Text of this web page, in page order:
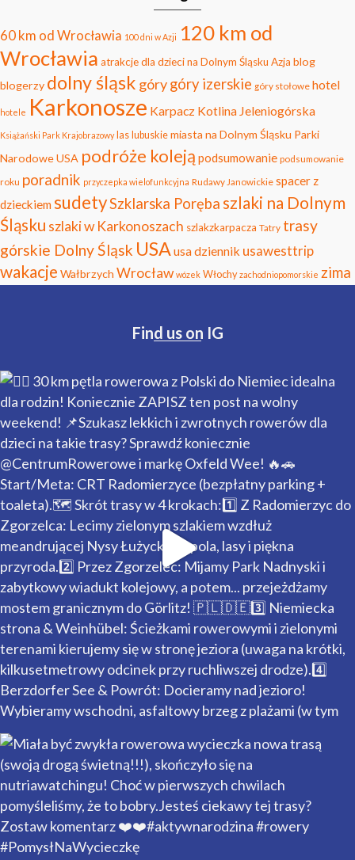
60 km od Wrocławia 100 dni w Azji 120 km od
Wrocławia atrakcje dla dzieci na Dolnym Śląsku Azja blog
blogerzy dolny śląsk górygóry izerskie góry stołowe hotel
hotele Karkonosze Karpacz Kotlina Jeleniogórska
Książański Park Krajobrazowy las lubuskie miasta na Dolnym Śląsku Parki
Narodowe USA podróże koleją podsumowanie podsumowanie
roku poradnik przyczepka wielofunkcyjna Rudawy Janowickie spacer z
dzieckiem sudetySzklarska Poręba szlaki na Dolnym
Śląsku szlaki w Karkonoszach szlakzkarpacza Tatry trasy
górskie Dolny Śląsk USAusa dziennik usawesttrip
wakacje Wałbrzych Wrocław wózek Włochy zachodniopomorskie zima
Find us on IG